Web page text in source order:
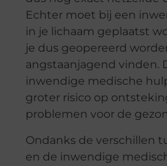
Echter moet bij een
in je lichaam geplaatst
je dus geopereerd
angstaanjagend vinden.
inwendige medische
groter risico op
problemen voor de
Ondanks de verschillen
en de inwendige